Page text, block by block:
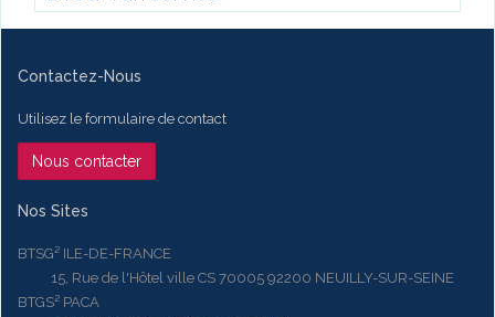
Contactez-Nous
Utilisez le formulaire de contact
Nous contacter
Nos Sites
BTSG² ILE-DE-FRANCE
15, Rue de l'Hôtel ville CS 70005 92200 NEUILLY-SUR-SEINE
BTGS² PACA